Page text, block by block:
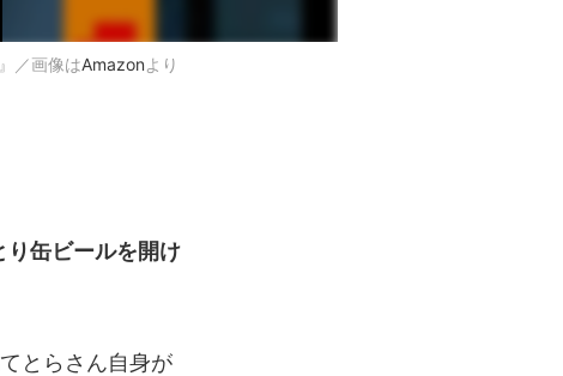
／画像はAmazonより
り缶ビールを開け
とらさん自身が